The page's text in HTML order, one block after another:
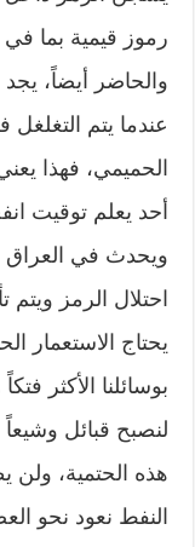
رموز قيمية بما في
والحاضر أيضاً،
عندما يتم
الحميمي، فهذا
أحد يعلم توقيت
ويحدث في العراق
احتلال الرمز
يحتاج الاستعمار
بوسائلنا الأكثر
لنصبح قبائل وشيعاً
هذه الحتمية، ولن
النفط نعود نحو